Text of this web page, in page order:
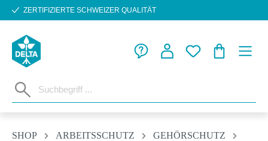
Zum Hauptinhalt springen
ZERTIFIZIERTE SCHWEIZER QUALITÄT
SHOP ARBEITSSCHUTZ
GEHÖRSCHUTZ